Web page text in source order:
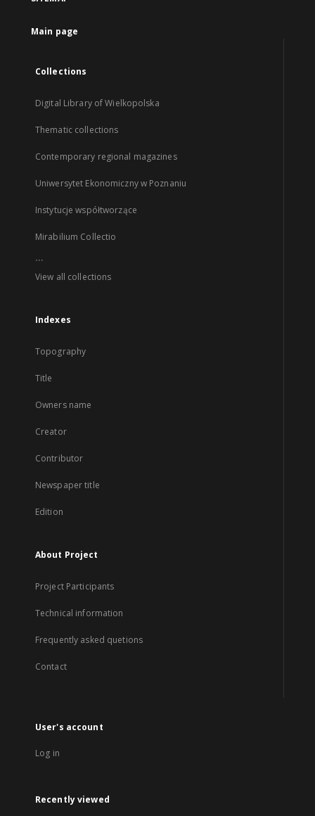
Main page
Collections
Digital Library of Wielkopolska
Thematic collections
Contemporary regional magazines
Uniwersytet Ekonomiczny w Poznaniu
Instytucje współtworzące
Mirabilium Collectio
...
View all collections
Indexes
Topography
Title
Owners name
Creator
Contributor
Newspaper title
Edition
About Project
Project Participants
Technical information
Frequently asked quetions
Contact
User's account
Log in
Recently viewed